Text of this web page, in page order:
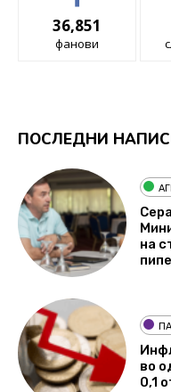
36,851
фанови
ПОСЛЕДНИ
на
во
0,1